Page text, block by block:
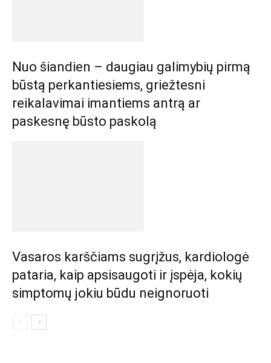
Nuo šiandien – daugiau galimybių pirmą
būstą perkantiesiems, griežtesni
reikalavimai imantiems antrą ar
paskesnę būsto paskolą
Vasaros karščiams sugrįžus, kardiologė
pataria, kaip apsisaugoti ir įspėja, kokių
simptomų jokiu būdu neignoruoti